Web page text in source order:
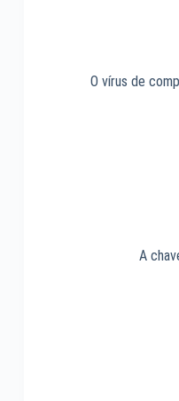
O vírus de
A